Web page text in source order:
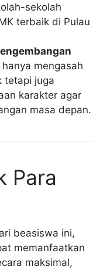
sekolah
terbaik di Pulau
mengasah
tetapi juga
karakter agar
masa depan.
Para
beasiswa ini,
memanfaatkan
maksimal,